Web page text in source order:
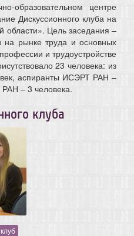
образовательном центре
Дискуссионного клуба на
области». Цель заседания –
на рынке труда и основных
и трудоустройстве
23 человека: из
аспиранты ИСЭРТ РАН –
– 3 человека.
клуба